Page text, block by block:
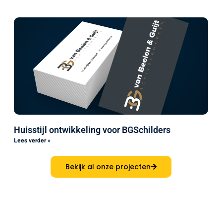
Huisstijl ontwikkeling voor BGSchilders
Lees verder »
Bekijk al onze projecten